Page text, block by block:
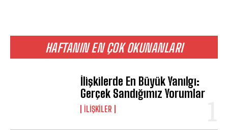
HAFTANIN EN ÇOK OKUNANLARI
İlişkilerde En Büyük Yanılgı:
Gerçek Sandığımız Yorumlar
İLIŞKILER